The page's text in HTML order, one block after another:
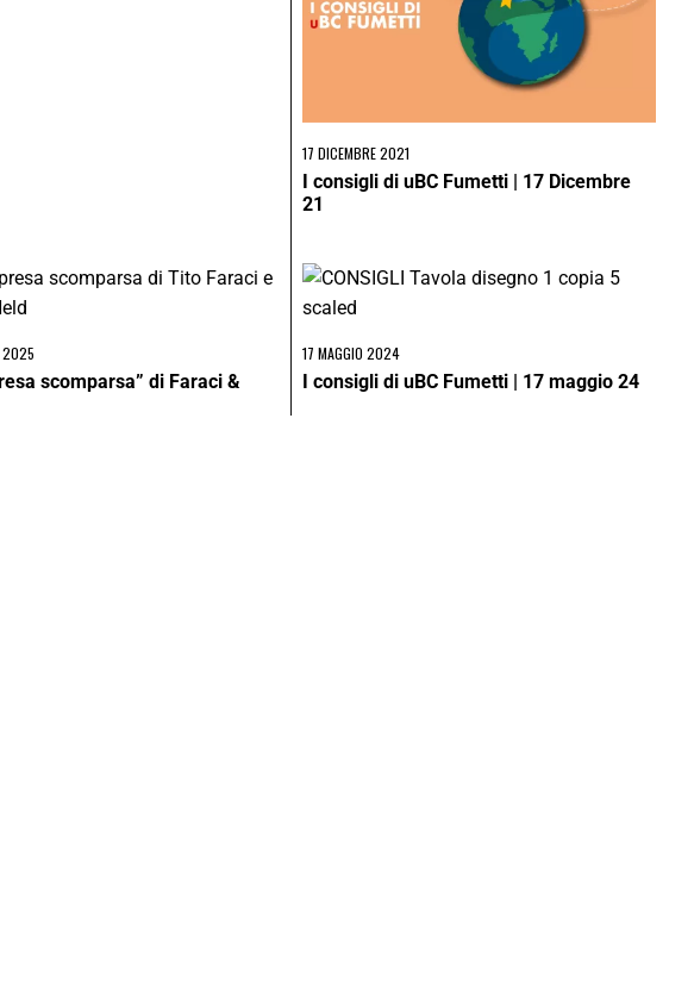
17 DICEMBRE 2021
I consigli di uBC Fumetti | 17 Dicembre
21
2025
scomparsa” di Faraci &
17 MAGGIO 2024
I consigli di uBC Fumetti | 17 maggio 24